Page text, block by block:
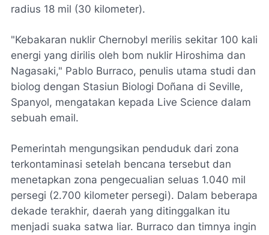
radius 18 mil (30 kilometer).
"Kebakaran nuklir Chernobyl merilis sekitar 100 kali
energi yang dirilis oleh bom nuklir Hiroshima dan
Nagasaki," Pablo Burraco, penulis utama studi dan
biolog dengan Stasiun Biologi Doñana di Seville,
Spanyol, mengatakan kepada Live Science dalam
sebuah email.
Pemerintah mengungsikan penduduk dari zona
terkontaminasi setelah bencana tersebut dan
menetapkan zona pengecualian seluas 1.040 mil
persegi (2.700 kilometer persegi). Dalam beberapa
dekade terakhir, daerah yang ditinggalkan itu
menjadi suaka satwa liar. Burraco dan timnya ingin